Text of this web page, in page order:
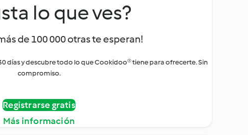
lo que ves?
de 100 000 otras te esperan!
días y descubre todo lo que Cookidoo® tiene para ofrecerte. Sin
compromiso.
Registrarse gratis
Más información